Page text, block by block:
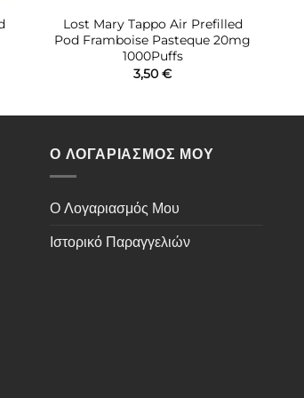
Lost Mary Tappo Air Prefilled
Pod Framboise Pasteque 20mg
1000Puffs
3,50€
Ο ΛΟΓΑΡΙΑΣΜΟΣ ΜΟΥ
Ο Λογαριασμός Μου
Ιστορικό Παραγγελιών